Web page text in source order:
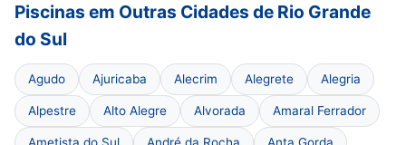
Piscinas em Outras Cidades de Rio Grande
do Sul
Agudo Ajuricaba Alecrim Alegrete Alegria
Alpestre Alto Alegre Alvorada Amaral Ferrador